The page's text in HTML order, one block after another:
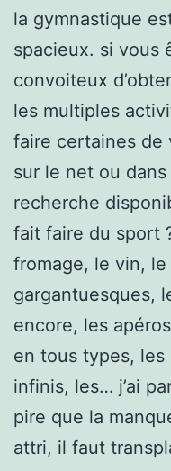
la gymnastique
spacieux. si vous
convoiteux
les multiples
faire certaines de
sur le net ou
recherche
fait faire du sport
fromage, le vin,
gargantuesques,
encore, les
en tous types,
infinis, les… j’ai
pire que la
attri, il faut